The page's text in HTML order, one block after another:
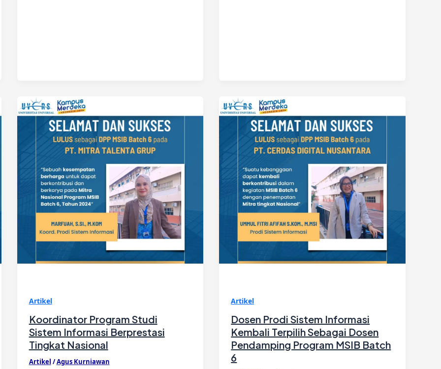
Artikel
Koordinator Program Studi
Sistem Informasi Berprestasi
Tingkat Nasional
Artikel /Agus Kurniawan
Artikel
Dosen Prodi Sistem Informasi
Kembali Terpilih Sebagai Dosen
Pendamping Program MSIB Batch
6